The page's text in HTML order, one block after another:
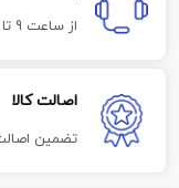
از ساعت 9 تا 18
اصالت کالا
تضمین